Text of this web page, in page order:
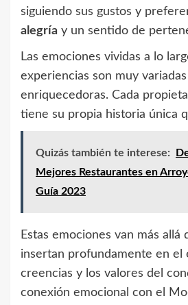
siguiendo sus gustos y
alegría y un sentido de
Las emociones vividas a lo
experiencias son muy
enriquecedoras. Cada
tiene su propia historia única
Quizás también te interese:
Mejores Restaurantes en
Guía 2023
Estas emociones van más allá
insertan profundamente en el
creencias y los valores del
conexión emocional con el